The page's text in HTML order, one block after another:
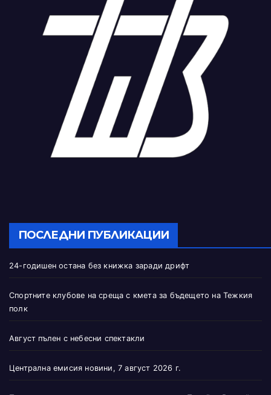
ПОСЛЕДНИ ПУБЛИКАЦИИ
24-годишен остана без книжка заради дрифт
Спортните клубове на среща с кмета за бъдещето на Тежкия
полк
Август пълен с небесни спектакли
Централна емисия новини, 7 август 2026 г.